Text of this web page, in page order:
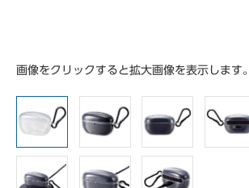
画像をクリックすると拡大画像を表示します。